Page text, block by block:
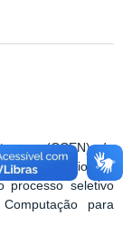
(CCEN) da
por meio do
processo seletivo
para